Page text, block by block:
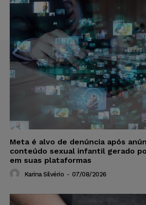
Meta é alvo de denúncia após
conteúdo sexual infantil gerado
em suas plataformas
Karina Silvério - 07/08/2026